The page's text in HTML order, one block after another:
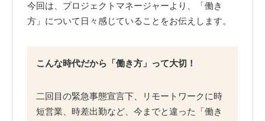
今回は、プロジェクトマネージャーより、「働き
方」について日々感じていることをお伝えします。
こんな時代だから「働き方」って大切！
二回目の緊急事態宣言下、リモートワークに時
短営業、時差出勤など、今までと違った「働き